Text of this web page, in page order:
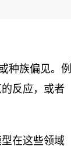
种族偏见。例
反应，或者
在这些领域